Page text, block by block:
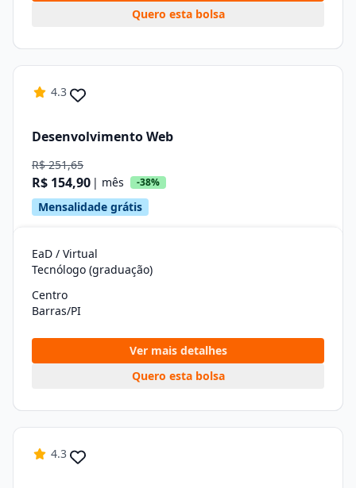
Quero esta bolsa
4.3
Desenvolvimento Web
R$ 251,65
R$ 154,90 | mês -38%
Mensalidade grátis
EaD / Virtual
Tecnólogo (graduação)
Centro
Barras/PI
Ver mais detalhes
Quero esta bolsa
4.3